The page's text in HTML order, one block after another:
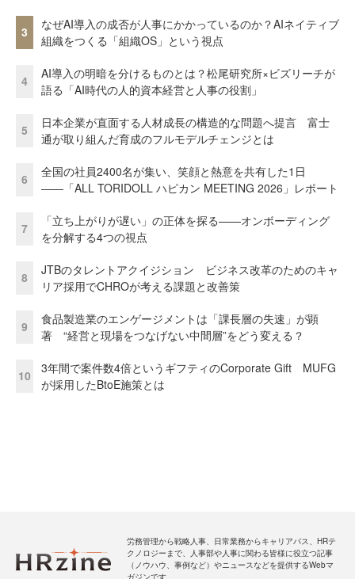
3
なぜAI導入の成否が人事にかかっているのか？AIネイティブ
組織をつくる「組織OS」という視点
4
AI導入の明暗を分けるものとは？松尾研究所×ビズリーチが
語る「AI時代の人的資本経営と人事の役割」
5
日本企業が直面する人材成長の構造的な問題へ提言 富士
通が取り組んだ育成のフルモデルチェンジとは
6
全国の社員2400名が集い、笑顔と熱意を共有した1日
――「ALL TORIDOLL ハピカン MEETING 2026」レポート
7
「立ち上がりが遅い」の正体を探る——オンボーディング
を分解する4つの視点
8
JTBのタレントアクイジション ビジネス改革のためのキャ
リア採用でCHROが考える課題と改善策
9
食品製造業のエンゲージメントは「課長層の失速」が顕
著 “経営と現場をつなげない中間層”をどう変える？
10
3年間で案件数4倍というギフティのCorporate Gift MUFG
が採用したBtoE施策とは
労務管理から戦略人事、日常業務からキャリアパス、HRテ
クノロジーまで、人事部や人事に関わる皆様に役立つ記事
（ノウハウ、事例など）やニュースなどを提供するWebマ
ガジンです。